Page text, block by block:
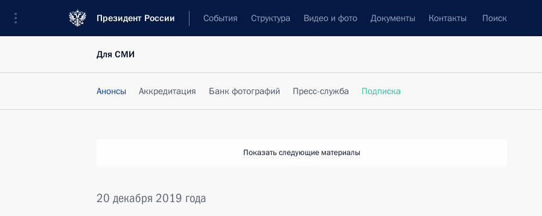
Президент России События Структура Видео и фото Документы Контакты Поиск
Для СМИ
Анонсы Аккредитация Банк фотографий Пресс-служба Подписка
Показать следующие материалы
20 декабря 2019 года